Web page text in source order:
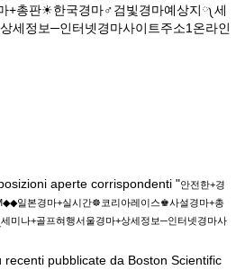
+총판☀한국경마♂검빛경마예상지༾세
세정보─인터넷경마사이트주소1온라인
aperte corrispondenti "안전한+경
일본경마+실시간☸코리아레이스♚사설경마+총
미나+골프혀행서울경마+상세정보─인터넷경마사
pubblicate da Boston Scientific